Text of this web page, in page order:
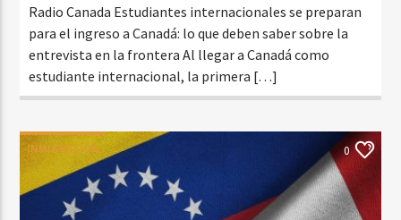
Radio Canada Estudiantes internacionales se preparan
para el ingreso a Canadá: lo que deben saber sobre la
entrevista en la frontera Al llegar a Canadá como
estudiante internacional, la primera […]
INMIGRACIÓN 0